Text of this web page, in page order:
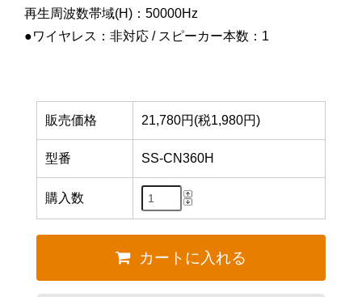
再生周波数帯域(H)：50000Hz
●ワイヤレス：非対応 / スピーカー本数：1
販売価格 21,780円(税1,980円)
型番 SS-CN360H
購入数
カートに入れる